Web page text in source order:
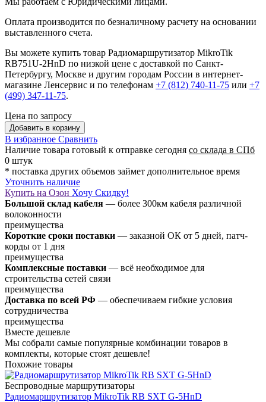
Оплата производится по безналичному расчету на основании
выставленного счета.
Вы можете купить товар Радиомаршрутизатор MikroTik
RB751U-2HnD по низкой цене с доставкой по Санкт-
Петербургу, Москве и другим городам России в интернет-
магазине Ленсервис и по телефонам +7 (812) 740-11-75 или +7
(499) 347-11-75.
Цена по запросу
Добавить в корзину
В избранное Сравнить
Наличие товара готовый к отправке сегодня со склада в СПб
0 штук
* поставка других объемов займет дополнительное время
Уточнить наличие
Купить на Озон Хочу Скидку!
Большой склад кабеля — более 300км кабеля различной
волоконности
преимущества
Короткие сроки поставки — заказной ОК от 5 дней, патч-
корды от 1 дня
преимущества
Комплексные поставки — всё необходимое для
строительства сетей связи
преимущества
Доставка по всей РФ — обеспечиваем гибкие условия
сотрудничества
преимущества
Вместе дешевле
Мы собрали самые популярные комбинации товаров в
комплекты, которые стоят дешевле!
Похожие товары
Беспроводные маршрутизаторы
Радиомаршрутизатор MikroTik RB SXT G-5HnD